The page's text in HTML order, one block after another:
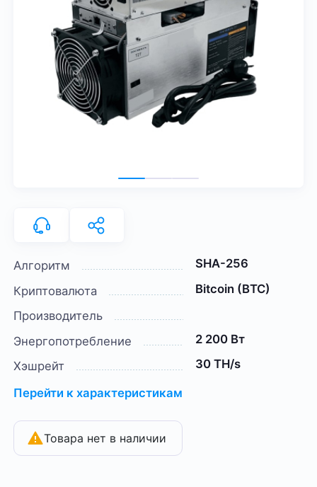
Алгоритм
SHA-256
Криптовалюта
Bitcoin (BTC)
Производитель
Энергопотребление
2 200 Вт
Хэшрейт
30 TH/s
Перейти к характеристикам
Товара нет в наличии